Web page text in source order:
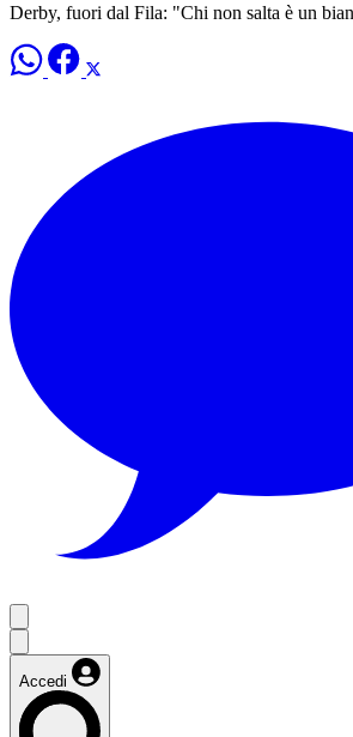
Derby, fuori dal Fila: "Chi non salta è un
Accedi